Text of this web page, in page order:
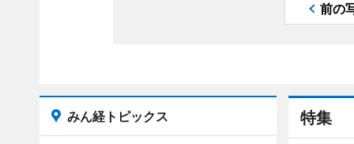
前の
特集
みん経トピックス